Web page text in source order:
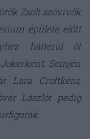
Zsolt szóvivők
épülete előtt
háttérül öt
Semjén
Lara Croftként,
Lászlót pedig